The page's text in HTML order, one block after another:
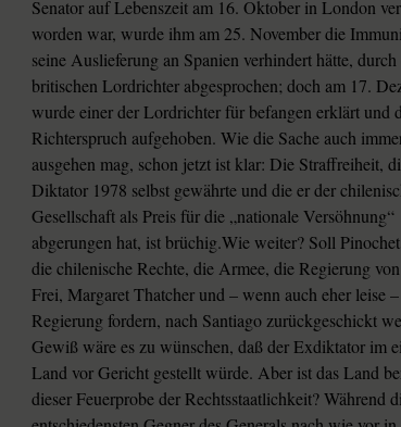
Senator auf Lebenszeit am 16. Oktober in London
worden war, wurde ihm am 25. November die
seine Auslieferung an Spanien verhindert hätte,
britischen Lordrichter abgesprochen; doch am 17.
wurde einer der Lordrichter für befangen erklärt und
Richterspruch aufgehoben. Wie die Sache auch
ausgehen mag, schon jetzt ist klar: Die Straffreiheit,
Diktator 1978 selbst gewährte und die er der
Gesellschaft als Preis für die „nationale Versöhnung“
abgerungen hat, ist brüchig.Wie weiter? Soll
die chilenische Rechte, die Armee, die Regierung
Frei, Margaret Thatcher und – wenn auch eher leise
Regierung fordern, nach Santiago zurückgeschickt
Gewiß wäre es zu wünschen, daß der Exdiktator im
Land vor Gericht gestellt würde. Aber ist das Land
dieser Feuerprobe der Rechtsstaatlichkeit? Während